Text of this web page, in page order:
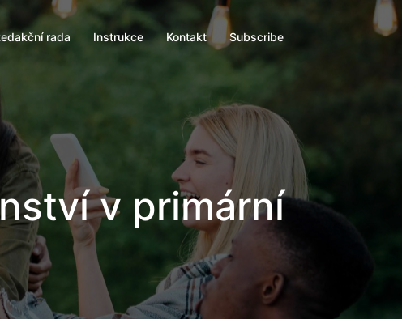
rada Instrukce Kontakt Subscribe
v primární